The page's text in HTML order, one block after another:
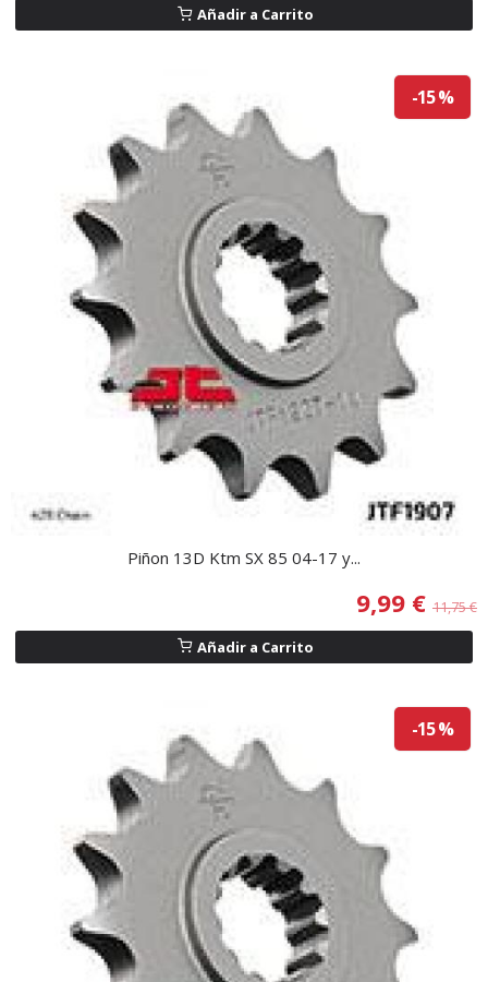
Añadir a Carrito
-15 %
Piñon 13D Ktm SX 85 04-17 y...
9,99 € 11,75 €
Añadir a Carrito
-15 %